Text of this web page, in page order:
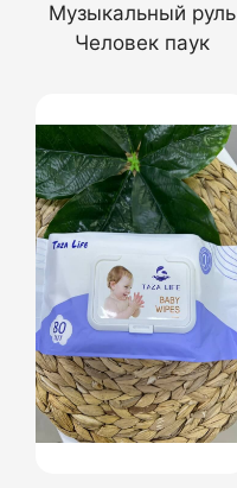
Музыкальный руль
Человек паук